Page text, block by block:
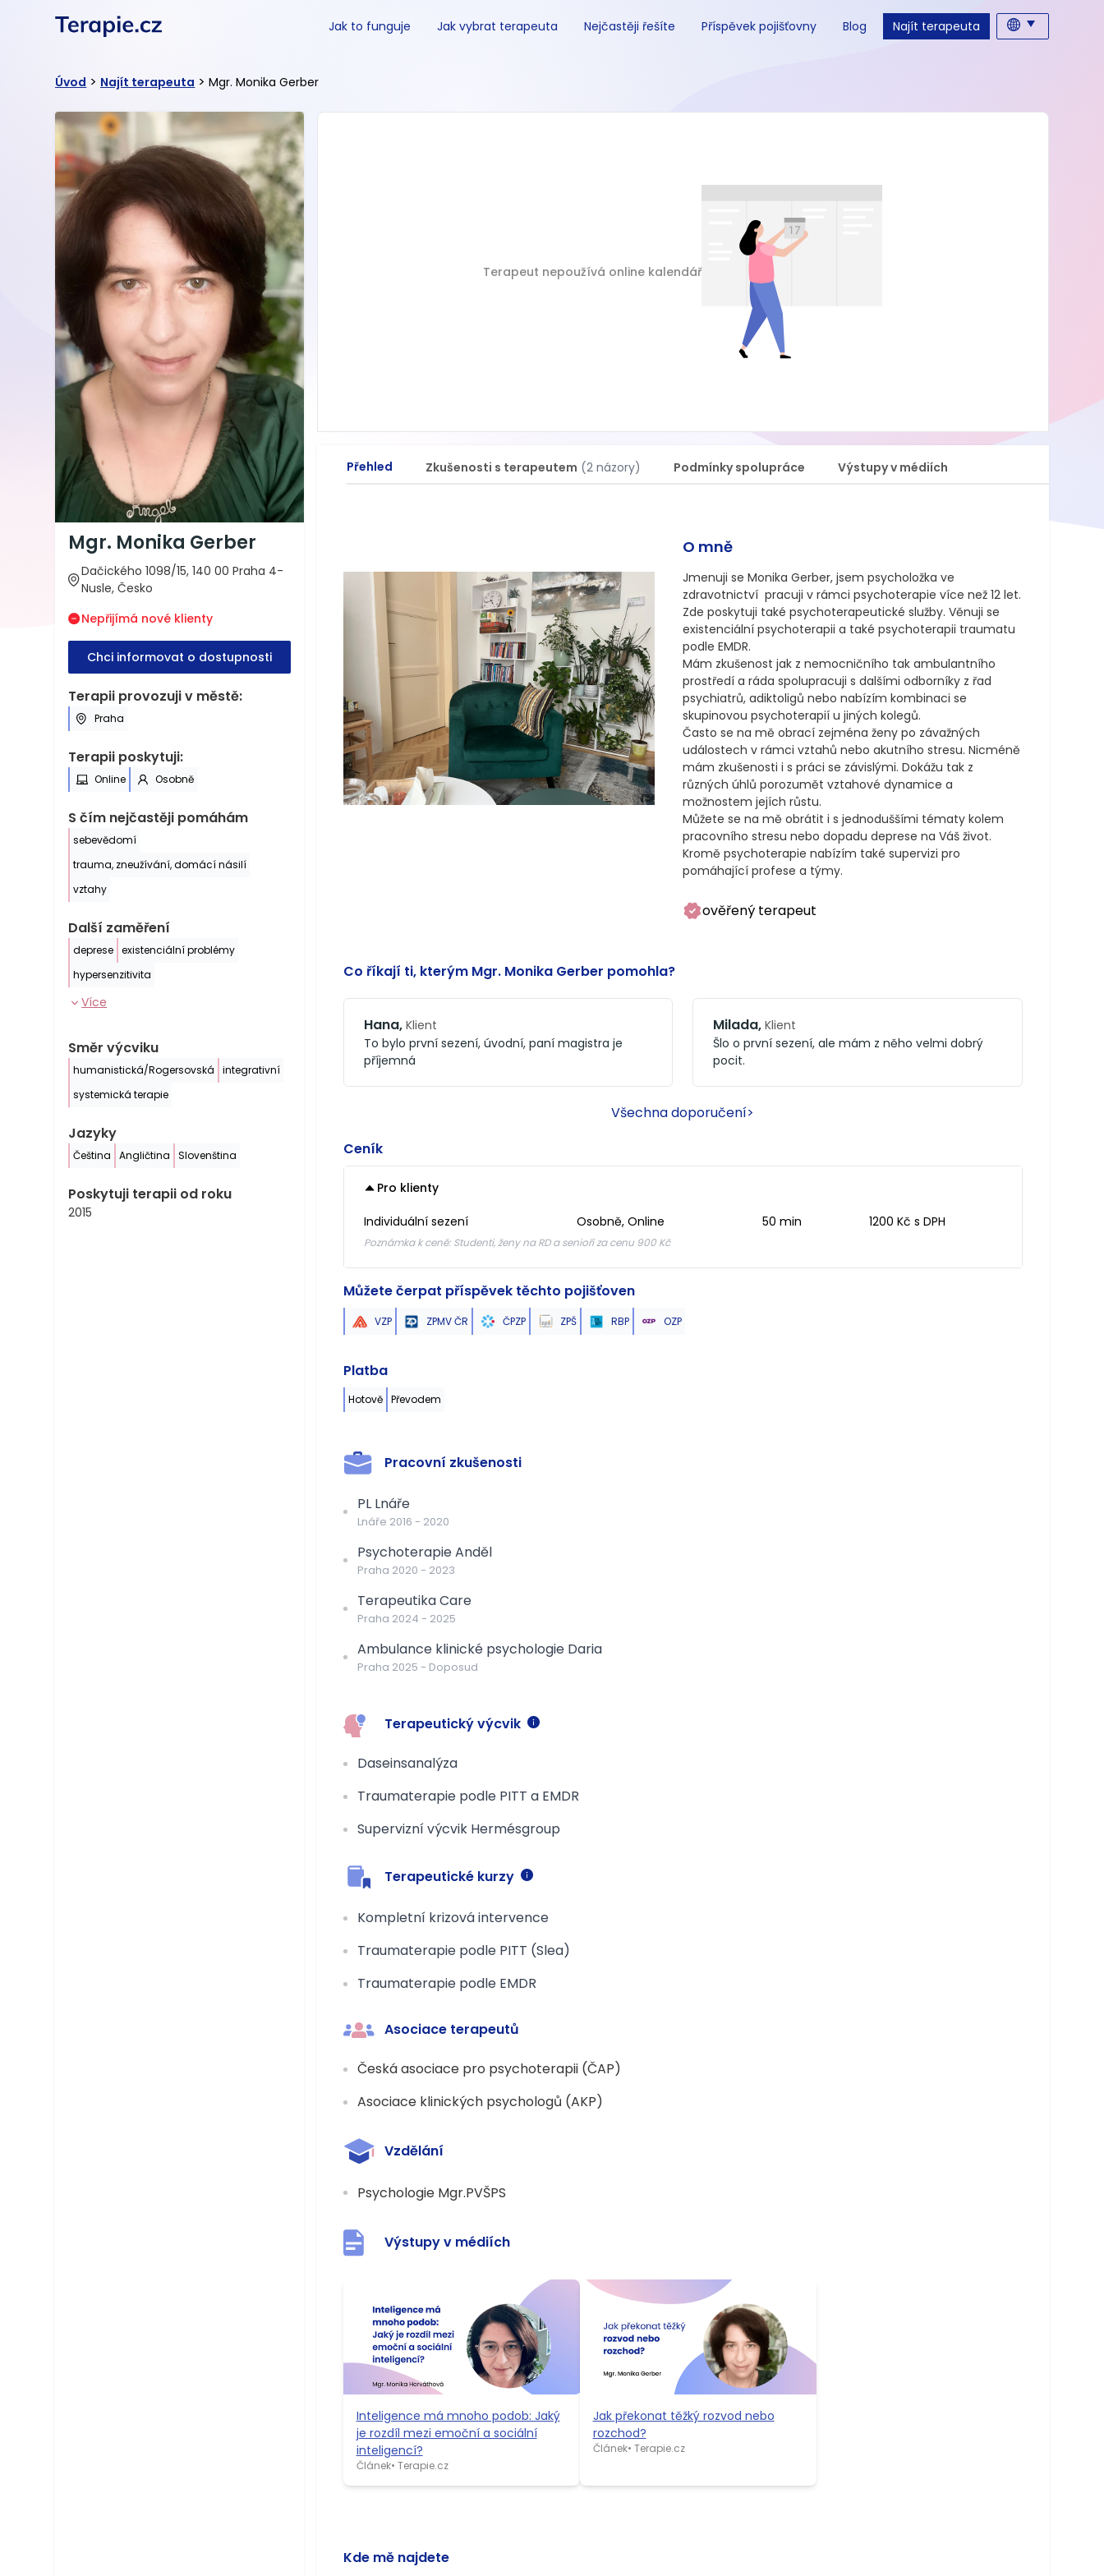
Jak to funguje Jak vybrat terapeuta Nejčastěji řešíte Příspěvek pojišťovny Blog Najít terapeuta
Úvod > Najít terapeuta > Mgr. Monika Gerber
Mgr. Monika Gerber
Dačického 1098/15, 140 00 Praha 4-
Nusle, Česko
Nepřijímá nové klienty
Chci informovat o dostupnosti
Terapii provozuji v městě:
Praha
Terapii poskytuji:
Online Osobně
S čím nejčastěji pomáhám
sebevědomí
trauma, zneužívání, domácí násilí
vztahy
Další zaměření
deprese
existenciální problémy
hypersenzitivita
Více
Směr výcviku
humanistická/Rogersovská
integrativní
systemická terapie
Jazyky
Čeština Angličtina Slovenština
Poskytuji terapii od roku
2015
Terapeut nepoužívá online kalendář
Přehled Zkušenosti s terapeutem (2 názory) Podmínky spolupráce Výstupy v médiích
O mně
Jmenuji se Monika Gerber, jsem psycholožka ve
zdravotnictví  pracuji v rámci psychoterapie více než 12 let.
Zde poskytuji také psychoterapeutické služby. Věnuji se
existenciální psychoterapii a také psychoterapii traumatu
podle EMDR.
Mám zkušenost jak z nemocničního tak ambulantního
prostředí a ráda spolupracuji s dalšími odborníky z řad
psychiatrů, adiktoligů nebo nabízím kombinaci se
skupinovou psychoterapií u jiných kolegů.
Často se na mě obrací zejména ženy po závažných
událostech v rámci vztahů nebo akutního stresu. Nicméně
mám zkušenosti i s práci se závislými. Dokážu tak z
různých úhlů porozumět vztahové dynamice a
možnostem jejích růstu.
Můžete se na mě obrátit i s jednoduššími tématy kolem
pracovního stresu nebo dopadu deprese na Váš život.
Kromě psychoterapie nabízím také supervizi pro
pomáhající profese a týmy.
ověřený terapeut
Co říkají ti, kterým Mgr. Monika Gerber pomohla?
Hana, Klient
To bylo první sezení, úvodní, paní magistra je
příjemná
Milada,Klient
Šlo o první sezení, ale mám z něho velmi dobrý
pocit.
Všechna doporučení>
Ceník
Pro klienty
Individuální sezení Osobně, Online 50 min 1200 Kč s DPH
Poznámka k ceně: Studenti, ženy na RD a senioři za cenu 900 Kč
Můžete čerpat příspěvek těchto pojišťoven
VZP ZPMV ČR ČPZP ZPŠ RBP OZP
Platba
Hotově Převodem
Pracovní zkušenosti
PL Lnáře
Lnáře 2016 - 2020
Psychoterapie Anděl
Praha 2020 - 2023
Terapeutika Care
Praha 2024 - 2025
Ambulance klinické psychologie Daria
Praha 2025 - Doposud
Terapeutický výcvik
Daseinsanalýza
Traumaterapie podle PITT a EMDR
Supervizní výcvik Hermésgroup
Terapeutické kurzy
Kompletní krizová intervence
Traumaterapie podle PITT (Slea)
Traumaterapie podle EMDR
Asociace terapeutů
Česká asociace pro psychoterapii (ČAP)
Asociace klinických psychologů (AKP)
Vzdělání
Psychologie Mgr.PVŠPS
Výstupy v médiích
Inteligence má mnoho podob: Jaký
je rozdíl mezi emoční a sociální
inteligencí?
Článek• Terapie.cz
Jak překonat těžký rozvod nebo
rozchod?
Článek• Terapie.cz
Kde mě najdete